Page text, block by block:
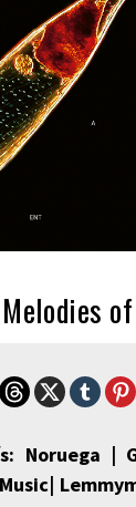
Noruega |